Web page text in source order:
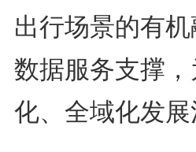
出行场景的有
数据服务支撑
化、全域化发